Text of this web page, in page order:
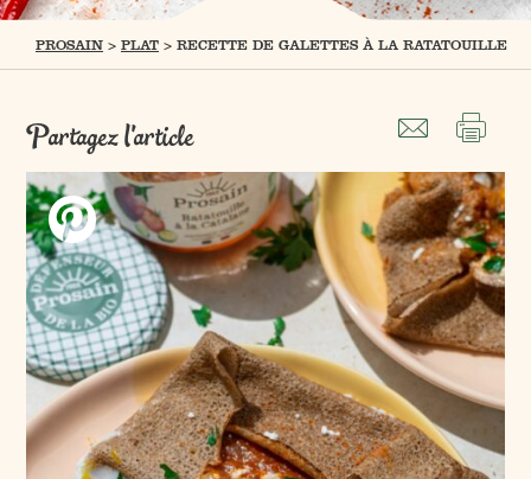
PROSAIN > PLAT > RECETTE DE GALETTES À LA RATATOUILLE
Partagez l'article